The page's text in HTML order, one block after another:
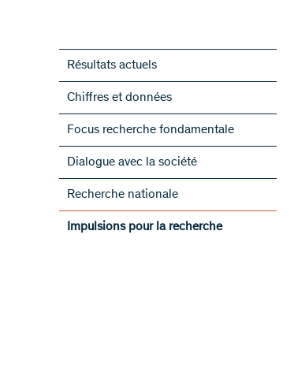
Résultats actuels
Chiffres et données
Focus recherche fondamentale
Dialogue avec la société
Recherche nationale
Impulsions pour la recherche